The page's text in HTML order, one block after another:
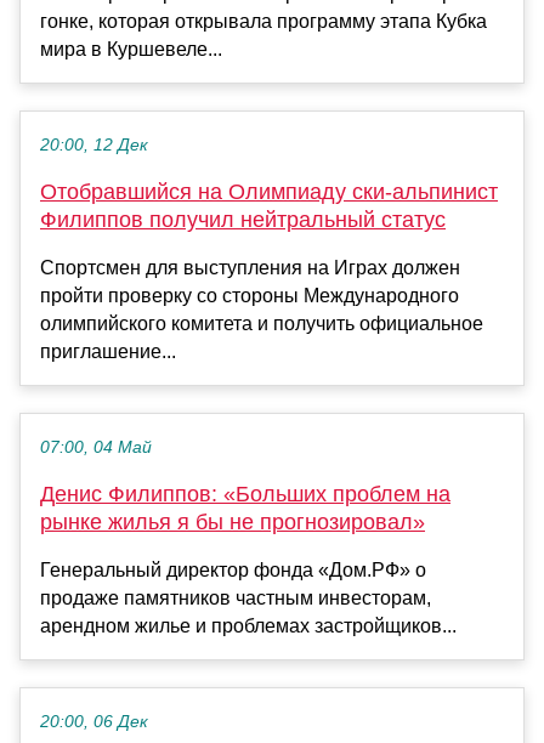
гонке, которая открывала программу этапа Кубка
мира в Куршевеле...
20:00, 12 Дек
Отобравшийся на Олимпиаду ски-альпинист
Филиппов получил нейтральный статус
Спортсмен для выступления на Играх должен
пройти проверку со стороны Международного
олимпийского комитета и получить официальное
приглашение...
07:00, 04 Май
Денис Филиппов: «Больших проблем на
рынке жилья я бы не прогнозировал»
Генеральный директор фонда «Дом.РФ» о
продаже памятников частным инвесторам,
арендном жилье и проблемах застройщиков...
20:00, 06 Дек